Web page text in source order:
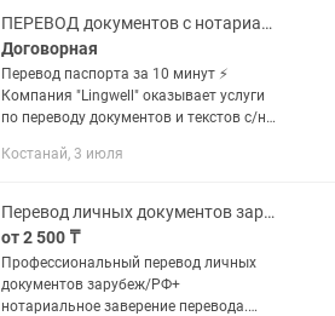
ПЕРЕВОД документов с нотариальным заверением
Договорная
Перевод паспорта за 10 минут ⚡️
Компания "Lingwell" оказывает услуги
по переводу документов и текстов с/на
заверению переводов. Переводим: -
Костанай, 3 июля
Перевод личных документов зарубеж/РФ/ Нотариальное заверение
от 2 500 ₸
Профессиональный перевод личных
документов зарубеж/РФ+
нотариальное заверение перевода.